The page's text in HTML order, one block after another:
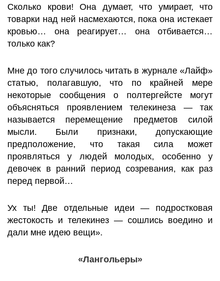
Сколько крови! Она думает, что умирает, что
товарки над ней насмехаются, пока она истекает
кровью… она реагирует… она отбивается…
только как?
Мне до того случилось читать в журнале «Лайф»
статью, полагавшую, что по крайней мере
некоторые сообщения о полтергейсте могут
объясняться проявлением телекинеза — так
называется перемещение предметов силой
мысли. Были признаки, допускающие
предположение, что такая сила может
проявляться у людей молодых, особенно у
девочек в ранний период созревания, как раз
перед первой…
Ух ты! Две отдельные идеи — подростковая
жестокость и телекинез — сошлись воедино и
дали мне идею вещи».
«Лангольеры»